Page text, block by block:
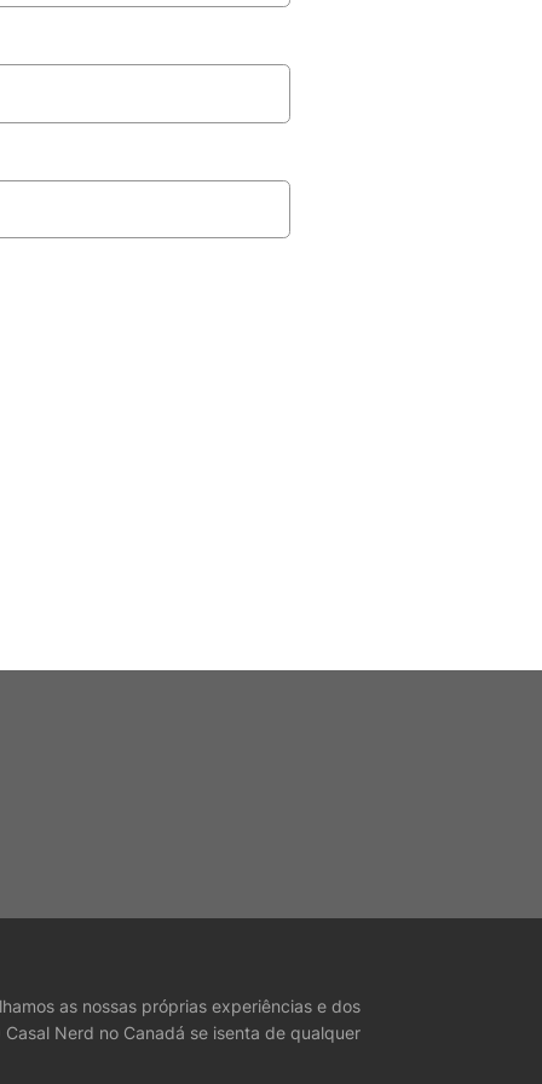
as nossas próprias experiências e dos
Nerd no Canadá se isenta de qualquer